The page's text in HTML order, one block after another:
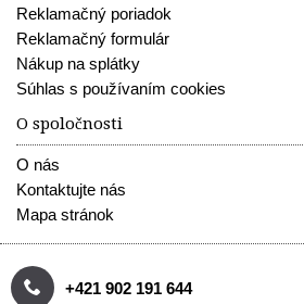
Reklamačný poriadok
Reklamačný formulár
Nákup na splátky
Súhlas s používaním cookies
O spoločnosti
O nás
Kontaktujte nás
Mapa stránok
+421 902 191 644